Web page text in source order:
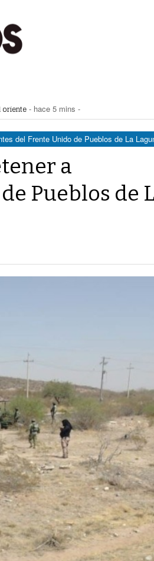
8 mins -
mins -
22 mins -
de Gómez Palacio- hace 42 mins -
del Frente Unido de Pueblos de La
a
Pueblos de